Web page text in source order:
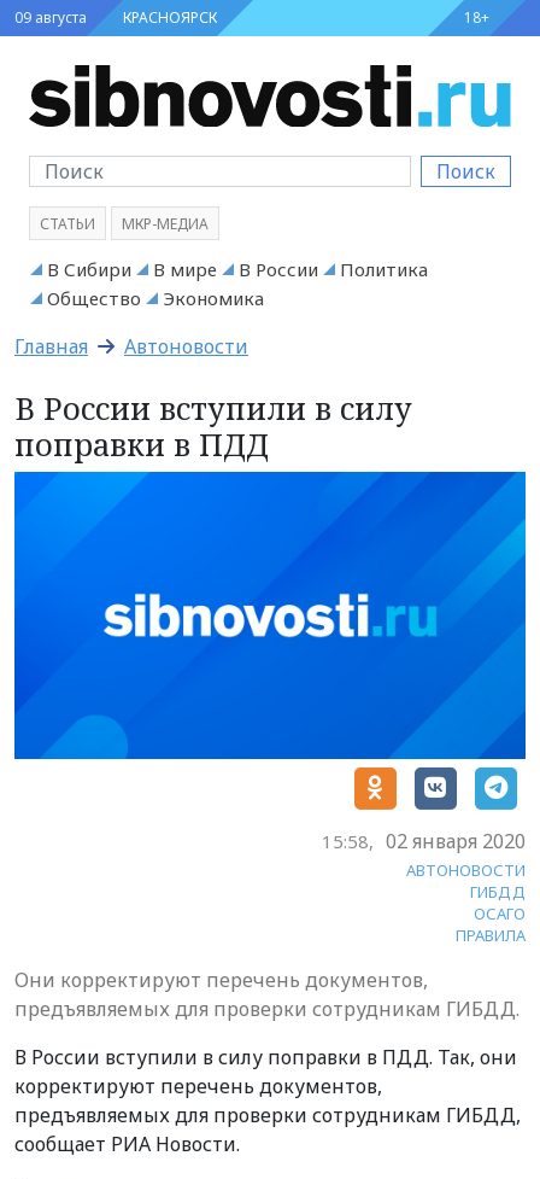
09 августа КРАСНОЯРСК 18+
Поиск
СТАТЬИ МКР-МЕДИА
В Сибири В мире В России
Политика
Общество
Экономика
Главная Автоновости
В России вступили в силу
поправки в ПДД
15:58, 02 января 2020
АВТОНОВОСТИ
ГИБДД
ОСАГО
ПРАВИЛА
Они корректируют перечень документов,
предъявляемых для проверки сотрудникам ГИБДД.
В России вступили в силу поправки в ПДД. Так, они
корректируют перечень документов,
предъявляемых для проверки сотрудникам ГИБДД,
сообщает РИА Новости.